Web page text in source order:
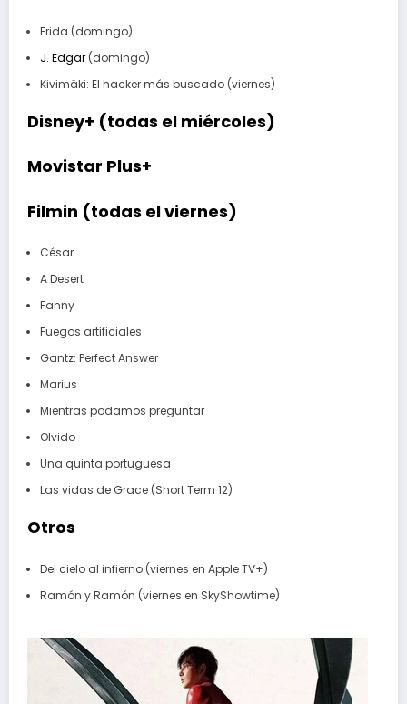
Frida (domingo)
J. Edgar(domingo)
Kivimäki: El hacker más buscado (viernes)
Disney+ (todas el miércoles)
Movistar Plus+
Filmin (todas el viernes)
César
A Desert
Fanny
Fuegos artificiales
Gantz: Perfect Answer
Marius
Mientras podamos preguntar
Olvido
Una quinta portuguesa
Las vidas de Grace (Short Term 12)
Otros
Del cielo al infierno (viernes en Apple TV+)
Ramón y Ramón (viernes en SkyShowtime)